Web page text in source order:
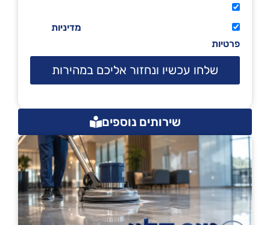
מדיניות
פרטיות
שלחו עכשיו ונחזור אליכם במהירות
שירותים נוספים